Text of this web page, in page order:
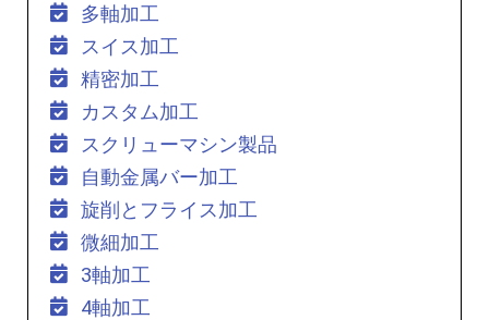
多軸加工
スイス加工
精密加工
カスタム加工
スクリューマシン製品
自動金属バー加工
旋削とフライス加工
微細加工
3軸加工
4軸加工